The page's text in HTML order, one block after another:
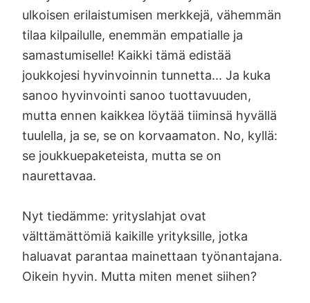
ulkoisen erilaistumisen merkkejä, vähemmän
tilaa kilpailulle, enemmän empatialle ja
samastumiselle! Kaikki tämä edistää
joukkojesi hyvinvoinnin tunnetta... Ja kuka
sanoo hyvinvointi sanoo tuottavuuden,
mutta ennen kaikkea löytää tiiminsä hyvällä
tuulella, ja se, se on korvaamaton. No, kyllä:
se joukkuepaketeista, mutta se on
naurettavaa.
Nyt tiedämme: yrityslahjat ovat
välttämättömiä kaikille yrityksille, jotka
haluavat parantaa mainettaan työnantajana.
Oikein hyvin. Mutta miten menet siihen?